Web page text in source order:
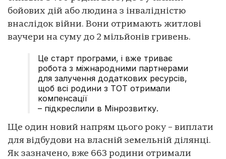
бойових дій або людина з інвалідністю
внаслідок війни. Вони отримають житлові
ваучери на суму до 2 мільйонів гривень.
Це старт програми, і вже триває
робота з міжнародними партнерами
для залучення додаткових ресурсів,
щоб всі родини з ТОТ отримали
компенсації
– підкреслили в Мінрозвитку.
Ще один новий напрям цього року – виплати
для відбудови на власній земельній ділянці.
Як зазначено, вже 663 родини отримали